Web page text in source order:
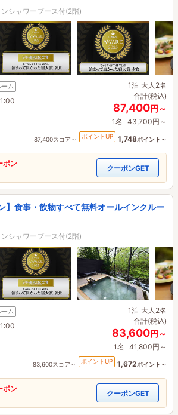
ンシャワーブース付(2階)
ーム
1泊 大人2名
合計(税込)
87,400円～
1名 43,700円～
87,400スコア～ ポイントUP 1,748ポイント～
ポン
クーポンGET
】食事・飲物すべて無料オールインクルー
ンシャワーブース付(2階)
ーム
1泊 大人2名
合計(税込)
83,600円～
1名 41,800円～
83,600スコア～ ポイントUP 1,672ポイント～
ポン
クーポンGET